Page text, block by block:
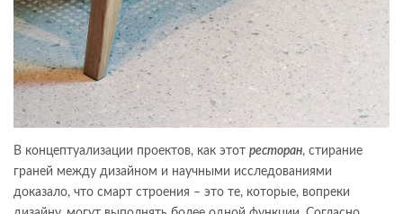
В концептуализации проектов, как этот ресторан, стирание
граней между дизайном и научными исследованиями
доказало, что смарт строения – это те, которые, вопреки